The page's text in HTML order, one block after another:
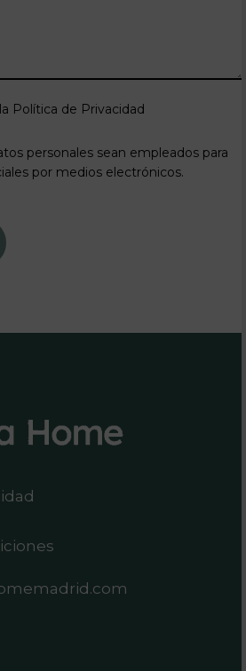
Política de Privacidad
personales sean empleados para
por medios electrónicos.